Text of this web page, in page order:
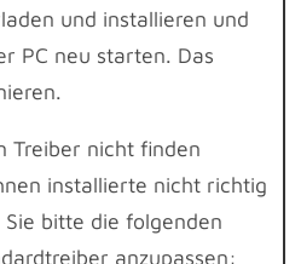
und installieren und
PC neu starten. Das
Treiber nicht finden
installierte nicht richtig
bitte die folgenden
anzupassen: